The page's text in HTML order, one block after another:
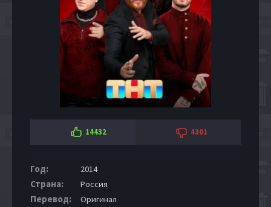
14432 4301
Год: 2014
Страна: Россия
Перевод: Оригинал